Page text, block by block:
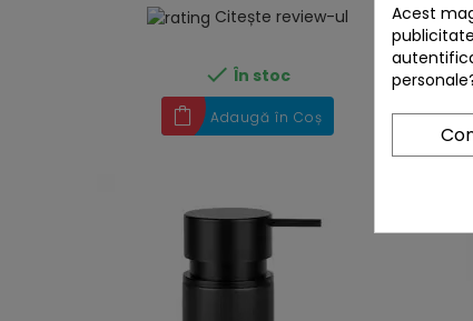
Citește review-ul
 În stoc
Adaugă în Coș
Acest